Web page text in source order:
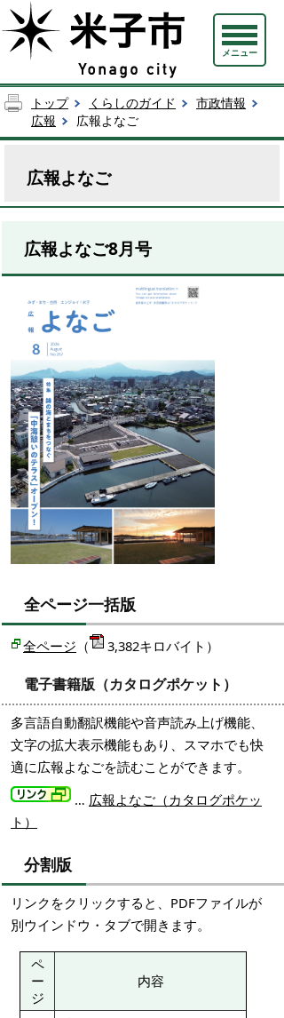
メニュー
トップ くらしのガイド
市政情報
広報
広報よなご
広報よなご
広報よなご8月号
全ページ一括版
全ページ （ 3,382キロバイト）
電子書籍版（カタログポケット）
多言語自動翻訳機能や音声読み上げ機能、
文字の拡大表示機能もあり、スマホでも快
適に広報よなごを読むことができます。
… 広報よなご（カタログポケッ
ト）
分割版
リンクをクリックすると、PDFファイルが
別ウインドウ・タブで開きます。
ペ
ー
ジ
内容